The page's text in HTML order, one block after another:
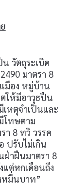
วัตถุระเบิด
มาตรา 8
มือง หมู่บ้าน
ให้มีอาวุธปืน
หตุจำเป็นและ
โทษตาม
า 8 ทวิ วรรค
ปรับไม่เกิน
าฝืนมาตรา 8
แต่หกเดือนถึง
มื่นบาท”